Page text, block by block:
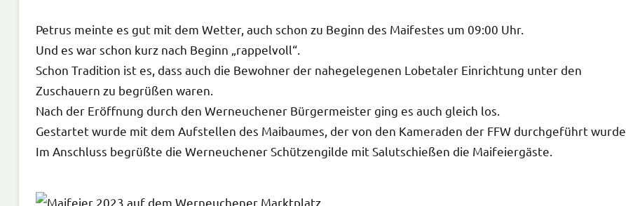
Petrus meinte es gut mit dem Wetter, auch schon zu Beginn des Maifestes um 09:00 Uhr.
Und es war schon kurz nach Beginn „rappelvoll“.
Schon Tradition ist es, dass auch die Bewohner der nahegelegenen Lobetaler Einrichtung unter den
Zuschauern zu begrüßen waren.
Nach der Eröffnung durch den Werneuchener Bürgermeister ging es auch gleich los.
Gestartet wurde mit dem Aufstellen des Maibaumes, der von den Kameraden der FFW durchgeführt wurde.
Im Anschluss begrüßte die Werneuchener Schützengilde mit Salutschießen die Maifeiergäste.